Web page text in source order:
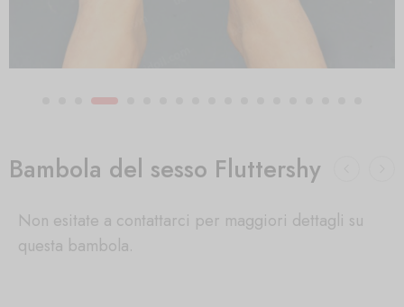
Bambola del sesso Fluttershy
Non esitate a contattarci per maggiori dettagli su
questa bambola.